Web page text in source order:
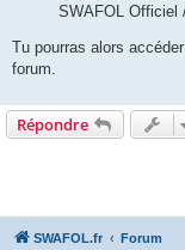
SWAFOL Officiel
Tu pourras alors
forum.
Répondre
SWAFOL.fr Forum